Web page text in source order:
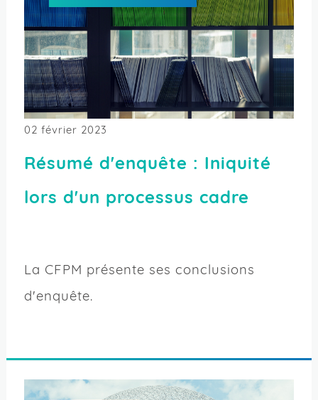
02 février 2023
Résumé d'enquête : Iniquité
lors d'un processus cadre
La CFPM présente ses conclusions
d'enquête.